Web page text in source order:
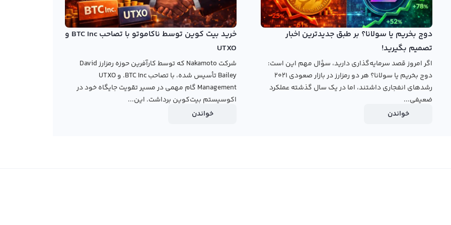
رالبکس استفاده کنید و از طریق دو نوع پلتفرم تبدیل سریع
سریع قادر خواهید بود تا استوباکس خود را به جهت قیمت
تبدیل و بازار معاملات را بسیار سریع مورد بررسی
دیگر کاربران به صورت مستقیم و با قیمت‌های دلخواه خود یا
و همچنین می‌توانید از تحلیل‌های تخصصی و امکانات دیگر
استفاده کنید.
دوج بخریم یا سولانا؟ بر طبق جدیدترین اخبار
تصمیم بگیرید!
اگر امروز قصد سرمایه‌گذاری دارید، سؤال مهم این است:
دوج بخریم یا سولانا؟ هر دو رمزارز در بازار صعودی ۲۰۲۱
رشدهای انفجاری داشتند، اما در یک سال گذشته عملکرد
ضعیفی...
خواندن
خرید بیت کوین توسط ناکاموتو با تصاحب BTC Inc و
UTXO
شرکت Nakamoto که توسط کارآفرین حوزه رمزارز David
Bailey تأسیس شده، با تصاحب BTC Inc. و UTXO
Management گام مهمی در مسیر تقویت جایگاه خود در
اکوسیستم بیت‌کوین برداشت. این...
خواندن